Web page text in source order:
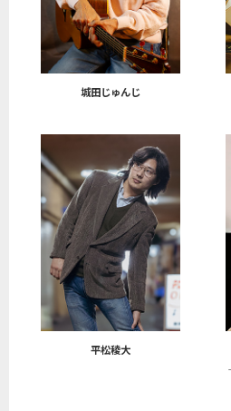
城田じゅんじ
平松稜大